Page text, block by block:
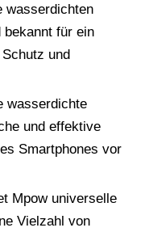
wasserdichten
bekannt für ein
und
wasserdichte
und effektive
Smartphones vor
Mpow universelle
Vielzahl von